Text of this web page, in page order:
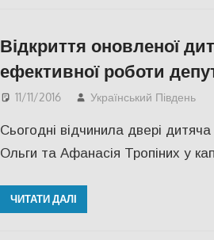
Відкриття оновленої
ефективної роботи
11/11/2016 Український Південь
Сьогодні відчинила двері дитяча
Ольги та Афанасія Тропіних у
ЧИТАТИ ДАЛІ